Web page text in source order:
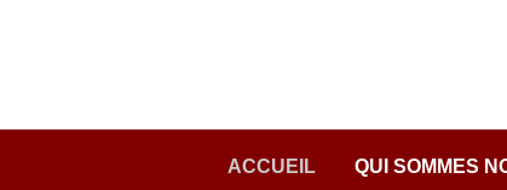
ACCUEIL QUI SOMMES